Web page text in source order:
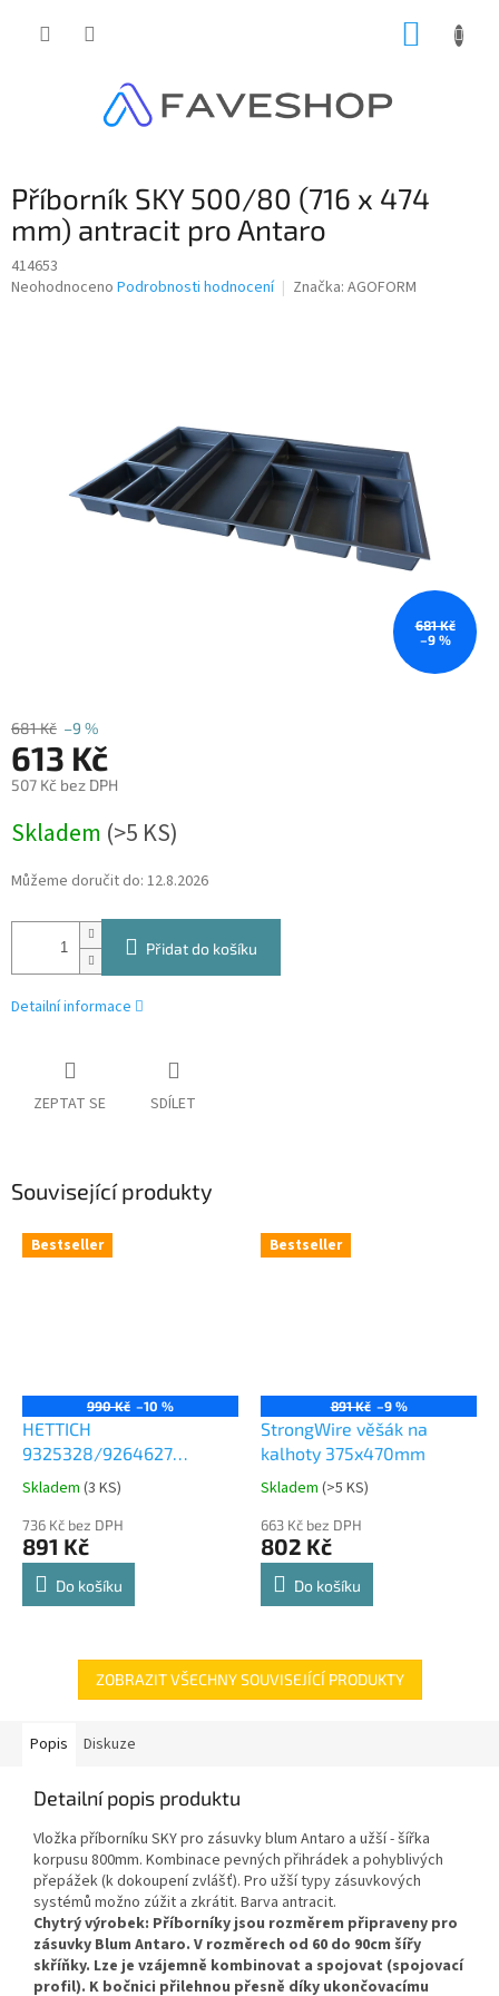
Příborník SKY 500/80 (716 x 474
mm) antracit pro Antaro
414653
Průměrné
Neohodnoceno Podrobnosti hodnocení Značka: AGOFORM
681 Kč
–9 %
681 Kč –9 %
613 Kč
507 Kč bez DPH
cena:
Skladem (>5 KS)
Můžeme doručit do: 12.8.2026
Přidat do košíku
Detailní informace
ZEPTAT SE SDÍLET
Související produkty
Bestseller
990 Kč –10 %
HETTICH
9325328/9264627
Comfort Spin 360° otočná
police 8kg
Průměrné
produktu
je
4,8
Skladem (3 KS)
736 Kč bez DPH
891 Kč
Do košíku
Bestseller
891 Kč –9 %
StrongWire věšák na
kalhoty 375x470mm
Průměrné
produktu
je
4,8
Skladem (>5 KS)
663 Kč bez DPH
802 Kč
Do košíku
ZOBRAZIT VŠECHNY SOUVISEJÍCÍ PRODUKTY
Popis Diskuze
Detailní popis produktu
Vložka příborníku SKY pro zásuvky blum Antaro a užší - šířka
korpusu 800mm. Kombinace pevných přihrádek a pohyblivých
přepážek (k dokoupení zvlášť). Pro užší typy zásuvkových
systémů možno zúžit a zkrátit. Barva antracit.
Chytrý výrobek: Příborníky jsou rozměrem připraveny pro
zásuvky Blum Antaro. V rozměrech od 60 do 90cm šířy
skříňky. Lze je vzájemně kombinovat a spojovat (spojovací
profil). K bočnici přilehnou přesně díky ukončovacímu